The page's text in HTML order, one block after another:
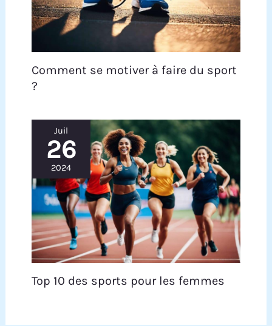
Comment se motiver à faire du sport
?
Juil
26
2024
Top 10 des sports pour les femmes